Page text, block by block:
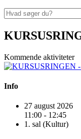
Kommende aktiviteter
Info
27 august 2026
11:00 - 12:45
1. sal (Kultur)